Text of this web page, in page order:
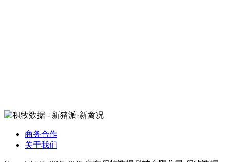
商务合作
关于我们